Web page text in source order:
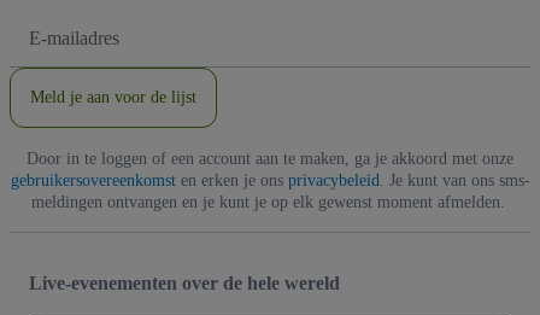
mailadres
Meld je aan voor de lijst
Door in te loggen of een account aan te maken, ga je akkoord met onze
gebruikersovereenkomsten erken je ons privacybeleid. Je kunt van ons sms-
meldingen ontvangen en je kunt je op elk gewenst moment afmelden.
Live-evenementen over de hele wereld